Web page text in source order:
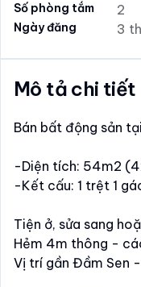
Số phòng tắm 2
Ngày đăng 3
Mô tả chi tiết
Bán bất động sản
-Diện tích: 54m2
-Kết cấu: 1 trệt 1
Tiện ở, sửa sang
Hẻm 4m thông -
Vị trí gần Đầm Sen -